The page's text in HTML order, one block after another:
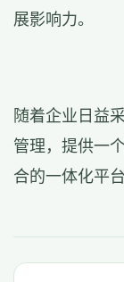
展影响力。
随着企业日益
管理，提供一
合的一体化平